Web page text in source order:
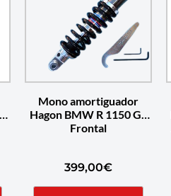
Mono amortiguador
Hagon BMW R 1150 GS
Frontal
399,00€